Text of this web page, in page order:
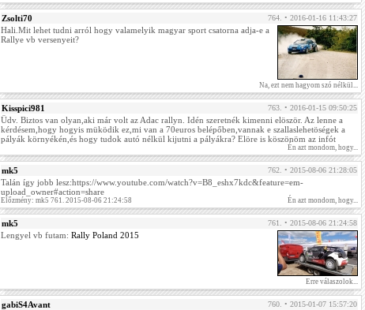
Zsolti70 764. • 2016-01-16 11:43:27
Hali.Mit lehet tudni arról hogy valamelyik magyar sport csatorna adja-e a
Rallye vb versenyeit?
Na, ezt nem hagyom szó nélkül...
Kisspici981 763. • 2016-01-15 09:50:25
Üdv. Biztos van olyan,aki már volt az Adac rallyn. Idén szeretnék kimenni elöször. Az lenne a
kérdésem,hogy hogyis müködik ez,mi van a 70euros belépőben,vannak e szallaslehetöségek a
pályák környékén,és hogy tudok autó nélkül kijutni a pályákra? Elöre is köszönöm az infót
Én azt mondom, hogy...
mk5 762. • 2015-08-06 21:28:05
Talán így jobb lesz:https://www.youtube.com/watch?v=B8_eshx7kdc&feature=em-
upload_owner#action=share
Előzmény: mk5 761. 2015-08-06 21:24:58 Én azt mondom, hogy...
mk5 761. • 2015-08-06 21:24:58
Lengyel vb futam: Rally Poland 2015
Erre válaszolok...
gabiS4Avant 760. • 2015-01-07 15:57:20